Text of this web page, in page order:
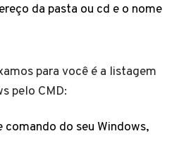
da pasta ou cd e o nome
para você é a listagem
pelo CMD:
do seu Windows,